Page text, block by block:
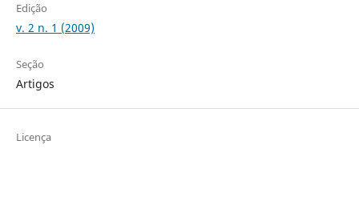
Edição
v. 2 n. 1 (2009)
Seção
Artigos
Licença